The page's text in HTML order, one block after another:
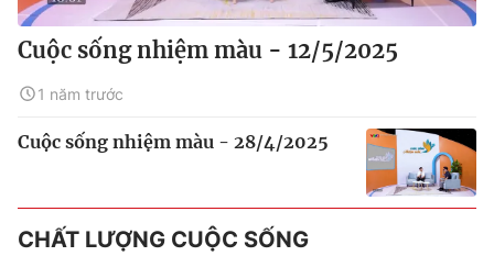
Cuộc sống nhiệm màu - 12/5/2025
1 năm trước
Cuộc sống nhiệm màu - 28/4/2025
CHẤT LƯỢNG CUỘC SỐNG